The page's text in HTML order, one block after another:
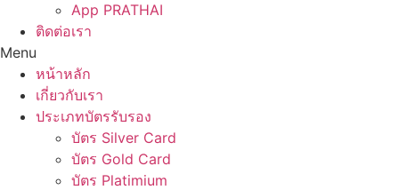
App PRATHAI
ติดต่อเรา
Menu
หน้าหลัก
เกี่ยวกับเรา
ประเภทบัตรรับรอง
บัตร Silver Card
บัตร Gold Card
บัตร Platimium